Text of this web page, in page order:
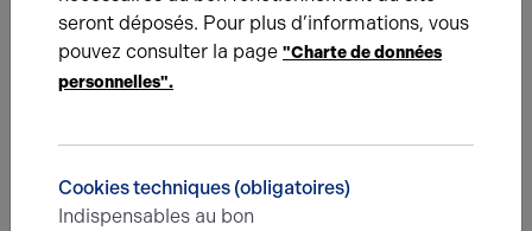
01.12.2023 EXPÉRIENCES CLIENTS
01.12.2023 EXPÉRIENCES CLIENTS
seront déposés. Pour plus d’informations, vous
pouvez consulter la page "Charte de données
personnelles".
Cookies techniques (obligatoires)
Indispensables au bon